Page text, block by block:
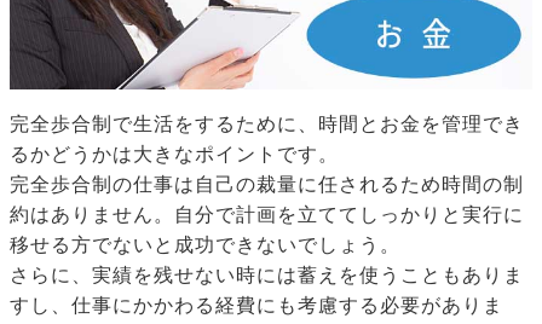
完全歩合制で生活をするために、時間とお金を管理でき
るかどうかは大きなポイントです。
完全歩合制の仕事は自己の裁量に任されるため時間の制
約はありません。自分で計画を立ててしっかりと実行に
移せる方でないと成功できないでしょう。
さらに、実績を残せない時には蓄えを使うこともありま
すし、仕事にかかわる経費にも考慮する必要がありま